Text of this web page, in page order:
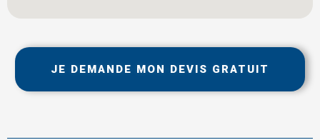
JE DEMANDE MON DEVIS GRATUIT